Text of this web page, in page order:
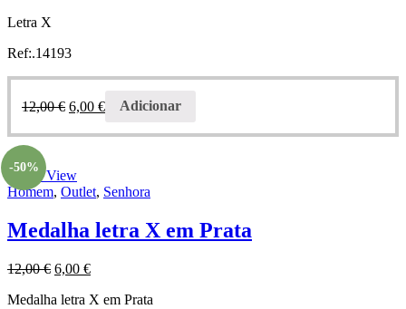
Letra X
Ref:.14193
12,00€ 6,00 € Adicionar
-50%
Quick View
Homem, Outlet, Senhora
Medalha letra X em Prata
12,00€ 6,00 €
Medalha letra X em Prata